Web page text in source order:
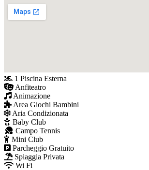
1 Piscina Esterna
Anfiteatro
Animazione
Area Giochi Bambini
Aria Condizionata
Baby Club
Campo Tennis
Mini Club
Parcheggio Gratuito
Spiaggia Privata
Wi Fi